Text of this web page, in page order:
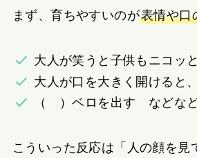
まず、育ちやすいのが表情や口
大人が笑うと子供もニコッ
大人が口を大きく開けると
（ゞ）ベロを出す などな
こういった反応は「人の顔を見